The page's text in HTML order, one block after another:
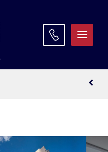
(42) 3027 9645